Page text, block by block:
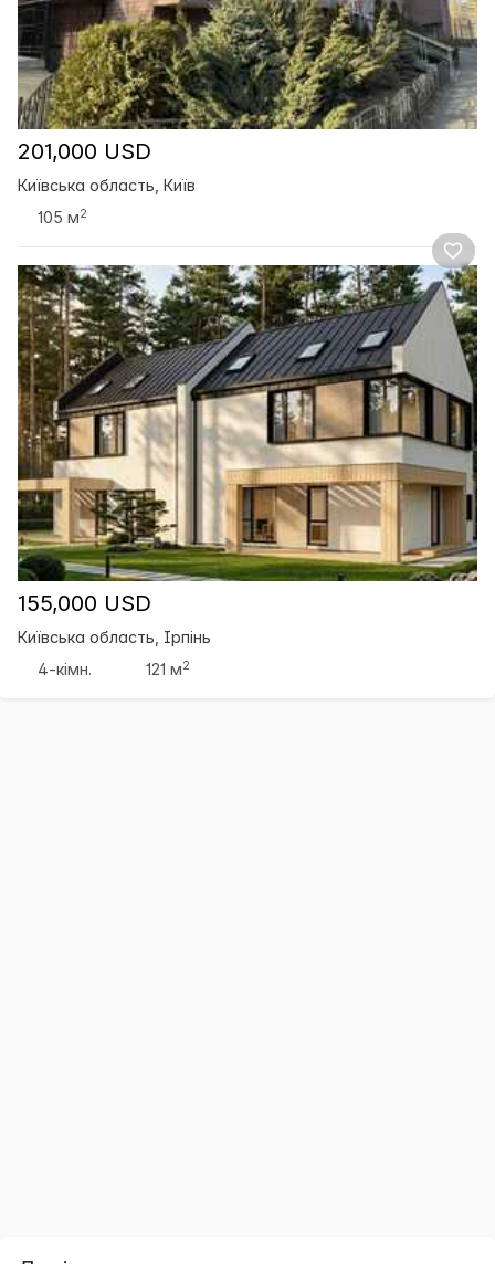
201,000 USD
Київська область, Київ
105 м2
155,000 USD
Київська область, Ірпінь
4-кімн.
121 м2